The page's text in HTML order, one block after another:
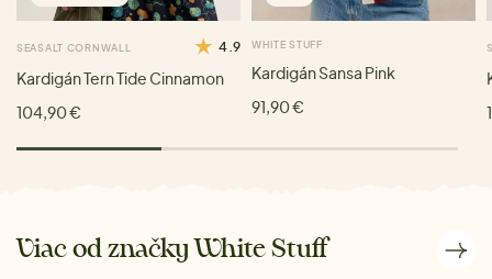
SEASALT CORNWALL 4.9
Kardigán Tern Tide Cinnamon
104,90 €
WHITE STUFF
Kardigán Sansa Pink
91,90 €
Viac od značky White Stuff